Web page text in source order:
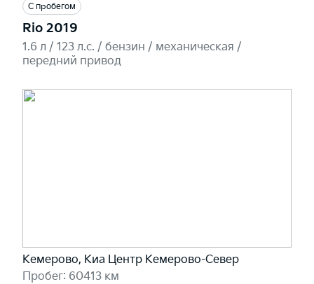
С пробегом
Rio 2019
1.6 л / 123 л.c. / бензин / механическая /
передний привод
Кемерово, Киа Центр Кемерово-Север
Пробег: 60413 км